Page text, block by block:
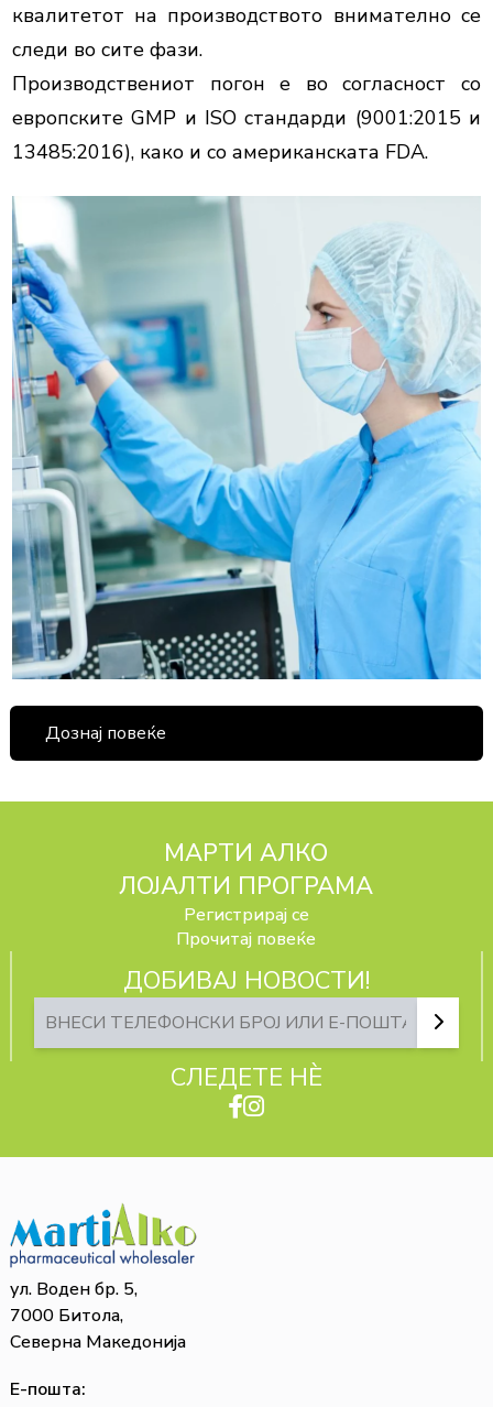
квалитетот на производството внимателно се
следи во сите фази.
Производствениот погон е во согласност со
европските GMP и ISO стандарди (9001:2015 и
13485:2016), како и со американската FDA.
Дознај повеќе
МАРТИ АЛКО
ЛОЈАЛТИ ПРОГРАМА
Регистрирај се
Прочитај повеќе
ДОБИВАЈ НОВОСТИ!
СЛЕДЕТЕ НЀ
ул. Воден бр. 5,
7000 Битола,
Северна Македонија
Е-пошта: